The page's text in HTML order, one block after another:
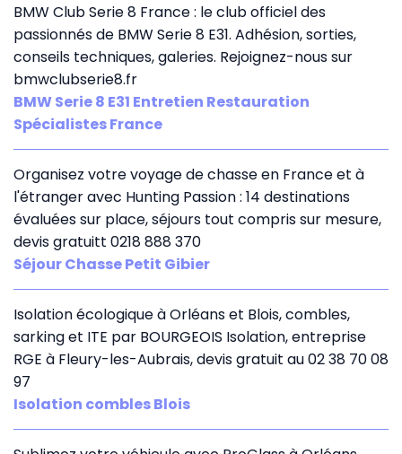
BMW Club Serie 8 France : le club officiel des
passionnés de BMW Serie 8 E31. Adhésion, sorties,
conseils techniques, galeries. Rejoignez-nous sur
bmwclubserie8.fr
BMW Serie 8 E31 Entretien Restauration
Spécialistes France
Organisez votre voyage de chasse en France et à
l'étranger avec Hunting Passion : 14 destinations
évaluées sur place, séjours tout compris sur mesure,
devis gratuitt 0218 888 370
Séjour Chasse Petit Gibier
Isolation écologique à Orléans et Blois, combles,
sarking et ITE par BOURGEOIS Isolation, entreprise
RGE à Fleury-les-Aubrais, devis gratuit au 02 38 70 08
97
Isolation combles Blois